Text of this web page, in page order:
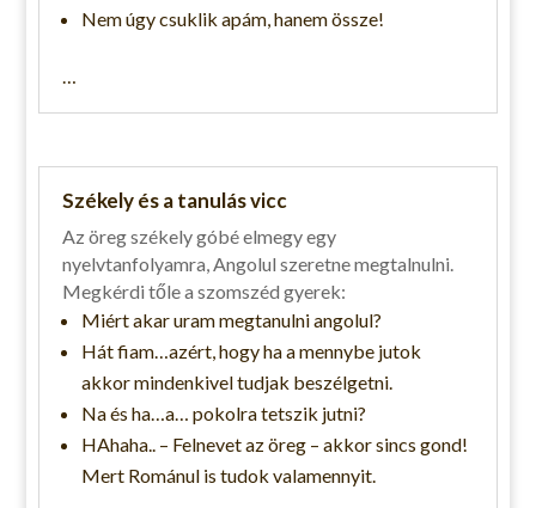
Nem úgy csuklik apám, hanem össze!
…
Székely és a tanulás vicc
Az öreg székely góbé elmegy egy
nyelvtanfolyamra, Angolul szeretne megtalnulni.
Megkérdi tőle a szomszéd gyerek:
Miért akar uram megtanulni angolul?
Hát fiam…azért, hogy ha a mennybe jutok
akkor mindenkivel tudjak beszélgetni.
Na és ha…a… pokolra tetszik jutni?
HAhaha.. – Felnevet az öreg – akkor sincs gond!
Mert Románul is tudok valamennyit.